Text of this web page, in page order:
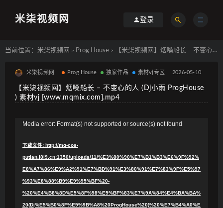
米柒视频网 登录
当前位置： 米柒视频网 > Prog House > 【米柒视频网】烟嗓船长 – 不变心的人 (Dj小雨 ProgHouse ) 素材vj [www.mqmix.com].mp4
米柒视频网 Prog House 独家作品 素材vj专区 2026-05-10
【米柒视频网】烟嗓船长 – 不变心的人 (Dj小雨 ProgHouse
) 素材vj [www.mqmix.com].mp4
Media error: Format(s) not supported or source(s) not found
下载文件: http://mq-cos-
putian.i8i9.cn:1350/uploads/11/%E3%80%90%E7%B1%B3%E6%9F%92%
E8%A7%86%E9%A2%91%E7%BD%91%E3%80%91%E7%83%9F%E5%97
%93%E8%88%B9%E9%95%BF%20-
%20%E4%B8%8D%E5%8F%98%E5%BF%83%E7%9A%84%E4%BA%BA%
20(Dj%E5%B0%8F%E9%9B%A8%20ProgHouse%20)%20%E7%B4%A0%E